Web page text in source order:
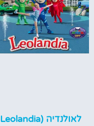
לאולנדיה (Leolandia)